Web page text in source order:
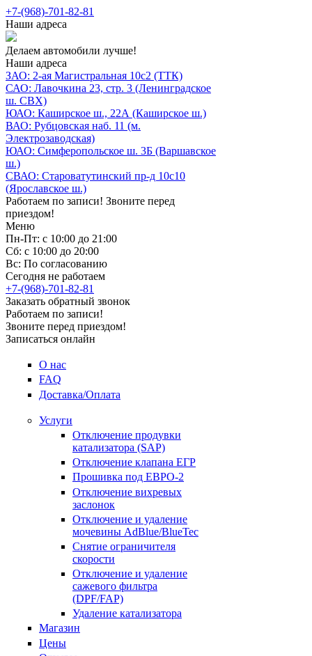
+7-(968)-701-82-81
Наши адреса
Делаем автомобили лучше!
Наши адреса
ЗАО: 2-ая Магистральная 10с2 (ТТК)
САО: Лавочкина 23, стр. 3 (Ленинградское
ш. СВХ)
ЮАО: Каширское ш., 22А (Каширское ш.)
ВАО: Рубцовская наб. 11 (м.
Электрозаводская)
ЮАО: Симферопольское ш. 3Б (Варшавское
ш.)
СВАО: Староватутинский пр-д 10с10
(Ярославское ш.)
Работаем по записи! Звоните перед
приездом!
Меню
Пн-Пт: с 10:00 до 21:00
Сб: с 10:00 до 20:00
Вс: По согласованию
Сегодня не работаем
+7-(968)-701-82-81
Заказать обратный звонок
Работаем по записи!
Звоните перед приездом!
Записаться онлайн
О нас
FAQ
Доставка/Оплата
Услуги
Отключение продувки
катализатора (SAP)
Отключение клапана ЕГР
Прошивка под ЕВРО-2
Отключение вихревых
заслонок
Отключение и удаление
мочевины AdBlue/BlueTec
Снятие ограничителя
скорости
Отключение и удаление
сажевого фильтра
(DPF/FAP)
Удаление катализатора
Магазин
Цены